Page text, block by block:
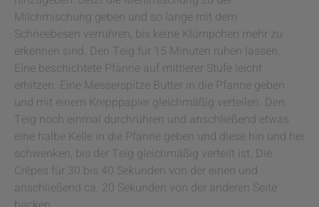
Milchmischung geben und so lange mit dem
Schneebesen verrühren, bis keine Klümpchen mehr zu
erkennen sind. Den Teig für 15 Minuten ruhen lassen.
Eine beschichtete Pfanne auf mittlerer Stufe leicht
erhitzen. Eine Messerspitze Butter in die Pfanne geben
und mit einem Krepppapier gleichmäßig verteilen. Den
Teig noch einmal durchrühren und anschließend etwas
eine halbe Kelle in die Pfanne geben und diese hin und her
schwenken, bis der Teig gleichmäßig verteilt ist. Die
Crêpes für 30 bis 40 Sekunden von der einen und
anschließend ca. 20 Sekunden von der anderen Seite